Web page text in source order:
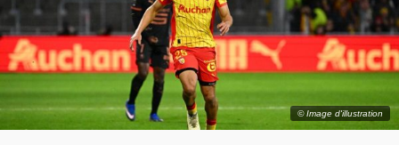
© Image d'illustration